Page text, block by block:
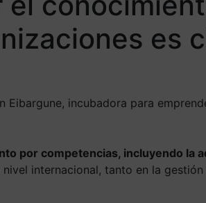
es
incubadora para
por competencias, incluyendo la
internacional, tanto en la